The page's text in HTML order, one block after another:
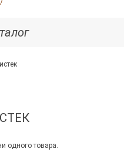
одного товара.